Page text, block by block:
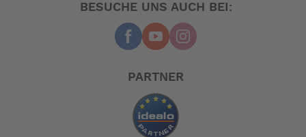
BESUCHE UNS AUCH BEI:
PARTNER